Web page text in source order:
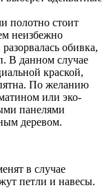
полотно стоит
неизбежно
обивка,
В данном случае
краской,
По желанию
или эко-
панелями
деревом.
в случае
петли и навесы.